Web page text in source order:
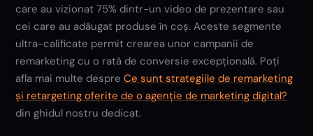
care au vizionat 75% dintr-un video de prezentare sau
cei care au adăugat produse în coș. Aceste segmente
ultra-calificate permit crearea unor campanii de
remarketing cu o rată de conversie excepțională. Poți
afla mai multe despreCe sunt strategiile de remarketing
și retargeting oferite de o agenție de marketing digital?
din ghidul nostru dedicat.